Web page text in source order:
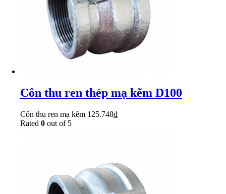
Côn thu ren thép mạ kẽm D100
Côn thu ren mạ kẽm 125.748₫
Rated 0 out of 5